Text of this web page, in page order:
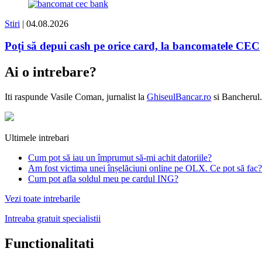
Stiri | 04.08.2026
Poți să depui cash pe orice card, la bancomatele CEC
Ai o intrebare?
Iti raspunde Vasile Coman, jurnalist la GhiseulBancar.ro si
Ultimele intrebari
Cum pot să iau un împrumut să-mi achit datoriile?
Am fost victima unei înșelăciuni online pe OLX. Ce pot să fac?
Cum pot afla soldul meu pe cardul ING?
Vezi toate intrebarile
Intreaba gratuit specialistii
Functionalitati